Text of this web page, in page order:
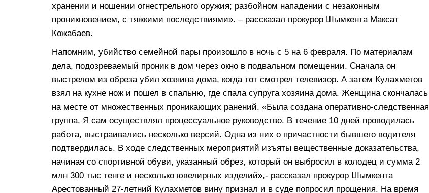
хранении и ношении огнестрельного оружия; разбойном нападении с незаконным
проникновением, с тяжкими последствиями». – рассказал прокурор Шымкента Максат
Кожабаев.
Напомним, убийство семейной пары произошло в ночь с 5 на 6 февраля. По материалам
дела, подозреваемый проник в дом через окно в подвальном помещении. Сначала он
выстрелом из обреза убил хозяина дома, когда тот смотрел телевизор. А затем Кулахметов
взял на кухне нож и пошел в спальню, где спала супруга хозяина дома. Женщина скончалась
на месте от множественных проникающих ранений. «Была создана оперативно-следственная
группа. Я сам осуществлял процессуальное руководство. В течение 10 дней проводилась
работа, выстраивались несколько версий. Одна из них о причастности бывшего водителя
подтвердилась. В ходе следственных мероприятий изъяты вещественные доказательства,
начиная со спортивной обуви, указанный обрез, который он выбросил в колодец и сумма 2
млн 300 тыс тенге и несколько ювелирных изделий»,- рассказал прокурор Шымкента
Арестованный 27-летний Кулахметов вину признал и в суде попросил прощения. На время